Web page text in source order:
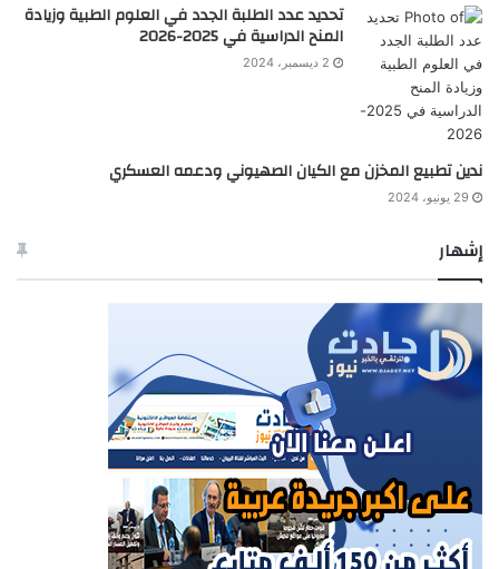
تحديد عدد الطلبة الجدد في العلوم الطبية وزيادة
المنح الدراسية في 2025-2026
2 ديسمبر، 2024
ندين تطبيع المخزن مع الكيان الصهيوني ودعمه العسكري
29 يونيو، 2024
إشهار